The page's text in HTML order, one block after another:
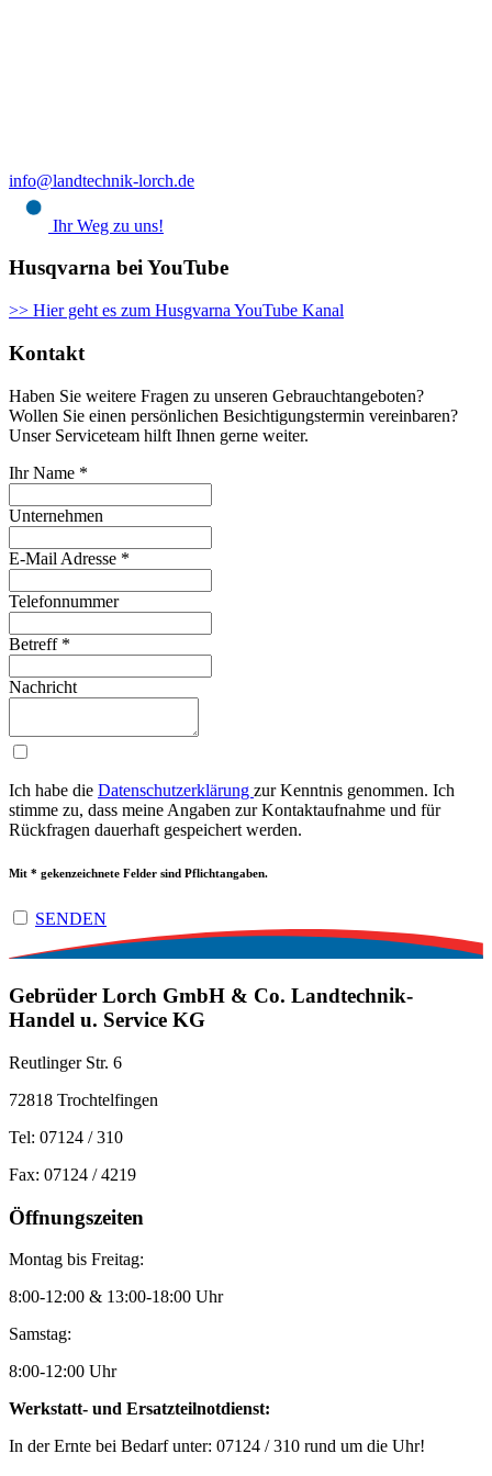
info@landtechnik-lorch.de
Ihr Weg zu uns!
Husqvarna bei YouTube
>> Hier geht es zum Husgvarna YouTube Kanal
Kontakt
Haben Sie weitere Fragen zu unseren Gebrauchtangeboten?
Wollen Sie einen persönlichen Besichtigungstermin vereinbaren?
Unser Serviceteam hilft Ihnen gerne weiter.
Ihr Name *
Unternehmen
E-Mail Adresse *
Telefonnummer
Betreff *
Nachricht
Ich habe die Da­ten­schutz­er­klä­rung zur Kenntnis genommen. Ich
stimme zu, dass meine Angaben zur Kon­takt­auf­nah­me und für
Rück­fra­gen dauerhaft ge­spei­chert werden.
Mit * gekenzeichnete Felder sind Pflichtangaben.
SENDEN
Gebrüder Lorch GmbH ­& Co. Landtechnik-
Handel u. Service KG
Reutlinger Str. 6
72818 Trochtelfingen
Tel: 07124 / 310
Fax: 07124 / 4219
Öffnungszeiten
Montag bis Freitag:
8:00-12:00 & 13:00-18:00 Uhr
Samstag:
8:00-12:00 Uhr
Werkstatt- und Ersatzteilnotdienst:
In der Ernte bei Bedarf unter: 07124 / 310 rund um die Uhr!